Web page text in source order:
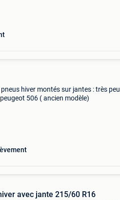
hiver montés sur jantes : très peu
506 ( ancien modèle)
avec jante 215/60 R16